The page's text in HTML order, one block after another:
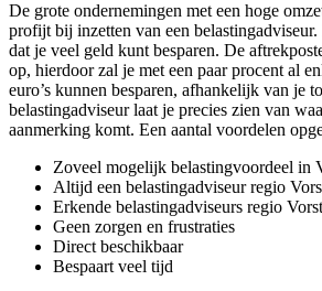
De grote ondernemingen met een hoge
profijt bij inzetten van een
dat je veel geld kunt besparen. De
op, hierdoor zal je met een paar procent al
euro’s kunnen besparen, afhankelijk van je
belastingadviseur laat je precies zien van
aanmerking komt. Een aantal voordelen
Zoveel mogelijk belastingvoordeel in
Altijd een belastingadviseur regio
Erkende belastingadviseurs regio
Geen zorgen en frustraties
Direct beschikbaar
Bespaart veel tijd